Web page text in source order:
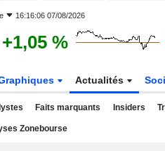
16:16:06 07/08/2026
+1,05 %
Actualités
Faits marquants Insiders
Zonebourse